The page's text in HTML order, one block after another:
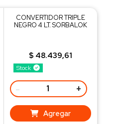
Stock
CONVERTIDOR TRIPLE
NEGRO 4 LT. SORBALOK
$ 48.439,61
- +
Agregar